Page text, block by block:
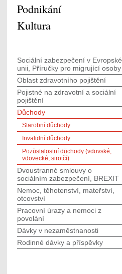
Podnikání
Kultura
Sociální zabezpečení v Evropské
unii, Příručky pro migrující osoby
Oblast zdravotního pojištění
Pojistné na zdravotní a sociální
pojištění
Důchody
Starobní důchody
Invalidní důchody
Pozůstalostní důchody (vdovské,
vdovecké, sirotčí)
Dvoustranné smlouvy o
sociálním zabezpečení, BREXIT
Nemoc, těhotenství, mateřství,
otcovství
Pracovní úrazy a nemoci z
povolání
Dávky v nezaměstnanosti
Rodinné dávky a příspěvky